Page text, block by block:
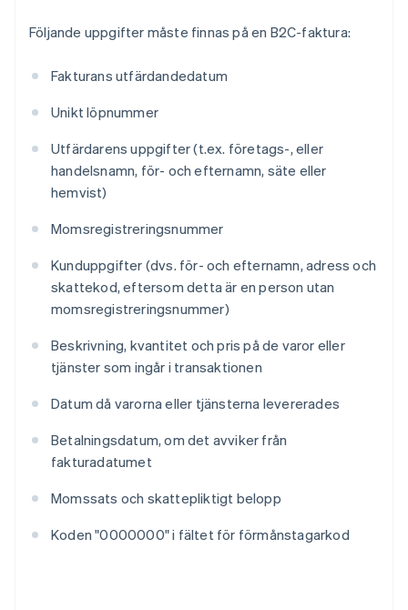
Följande uppgifter måste finnas på en B2C-faktura:
Fakturans utfärdandedatum
Unikt löpnummer
Utfärdarens uppgifter (t.ex. företags-, eller
handelsnamn, för- och efternamn, säte eller
hemvist)
Momsregistreringsnummer
Kunduppgifter (dvs. för- och efternamn, adress och
skattekod, eftersom detta är en person utan
momsregistreringsnummer)
Beskrivning, kvantitet och pris på de varor eller
tjänster som ingår i transaktionen
Datum då varorna eller tjänsterna levererades
Betalningsdatum, om det avviker från
fakturadatumet
Momssats och skattepliktigt belopp
Koden "0000000" i fältet för förmånstagarkod